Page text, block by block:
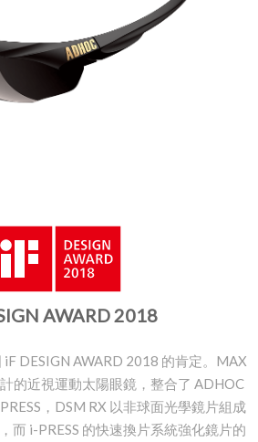
AWARD 2018
DESIGN AWARD 2018 的肯定。MAX
的近視運動太陽眼鏡，整合了 ADHOC
，DSM RX 以非球面光學鏡片組成
而 i-PRESS 的快速換片系統強化鏡片的